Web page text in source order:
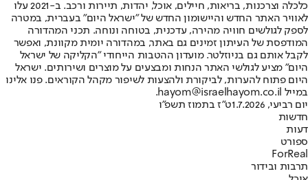
כלכלה וצרכנות, בריאות, חיילים, אוכל, יהדות, תיירות ורכב. ב-2021 עלו
לאוויר האתר החדש והיישומון החדש של "ישראל היום" בעברית, במטרה
לספק לגולשים חוויה מהירה, עדכנית, בטוחה ונוחה. תכני המהדורה
המודפסת של העיתון זמינים גם באתר, במהדורה יומית מקוונת, ואפשר
לקבל אותם גם בניוזלטר. מועדון ההטבות הייחודי "הקליקה של ישראל
היום" מציע לגולשי האתר הנחות ומבצעים על מוצרים ושירותים. ישראל
היום פתוח להערות, לביקורת ולהצעות לשיפור מקהל הקוראים. פנו אלינו
במייל hayom@israelhayom.co.il.
יום רביעי, 1.7.2026
ט"ז בתמוז תשפ"ו
חדשות
דעות
ספורט
ForReal
תרבות ובידור